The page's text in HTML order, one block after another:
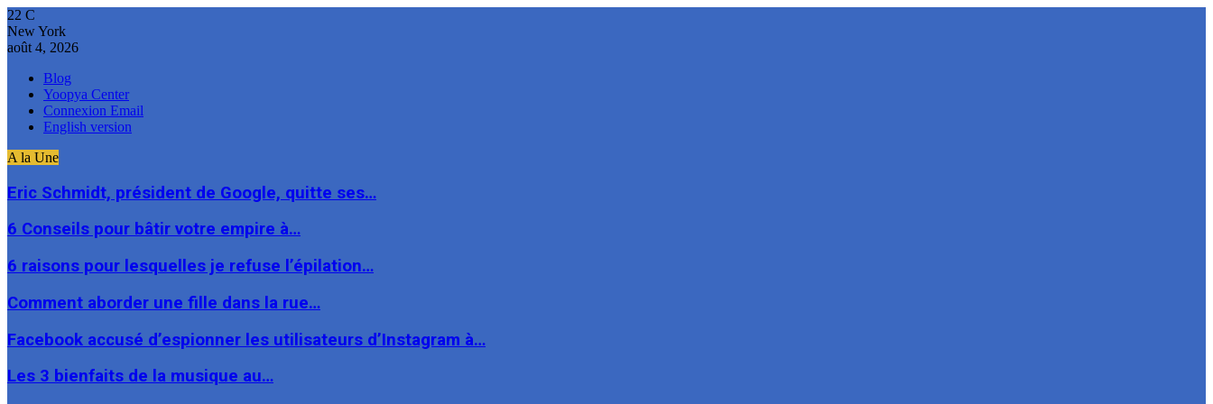
22 C
New York
août 4, 2026
Blog
Yoopya Center
Connexion Email
English version
A la Une
Eric Schmidt, président de Google, quitte ses…
6 Conseils pour bâtir votre empire à…
6 raisons pour lesquelles je refuse l’épilation…
Comment aborder une fille dans la rue…
Facebook accusé d’espionner les utilisateurs d’Instagram à…
Les 3 bienfaits de la musique au…